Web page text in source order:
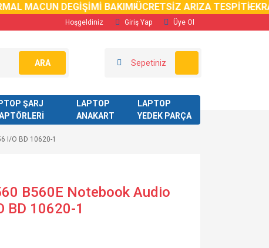
MACUN DEGİŞİMİ BAKIMIÜCRETSİZ ARIZA TESPİTİ
Hoşgeldiniz Giriş Yap Üye Ol
ARA Sepetiniz
ŞARJ
LAPTOP
ANAKART
LAPTOP
YEDEK PARÇA
I/O BD 10620-1
B560E Notebook Audio
BD 10620-1